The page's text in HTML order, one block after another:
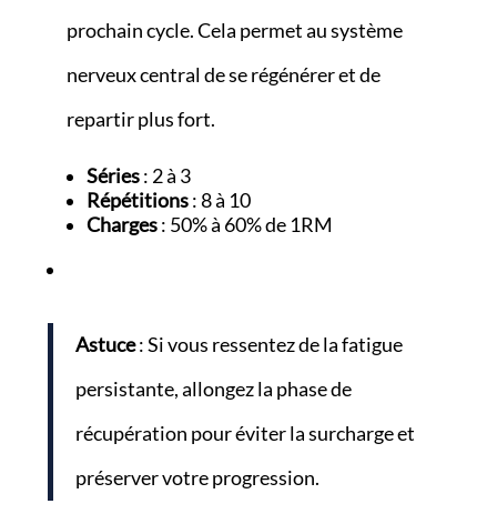
prochain cycle. Cela permet au système
nerveux central de se régénérer et de
repartir plus fort.
Séries: 2 à 3
Répétitions: 8 à 10
Charges: 50% à 60% de 1RM
Astuce: Si vous ressentez de la fatigue
persistante, allongez la phase de
récupération pour éviter la surcharge et
préserver votre progression.